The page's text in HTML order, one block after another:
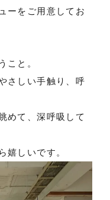
ーをご用意してお
こと。
さしい手触り、呼
めて、深呼吸して
嬉しいです。